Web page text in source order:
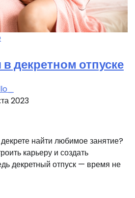
декретном отпуске
2023
найти любимое занятие?
карьеру и создать
декретный отпуск — время не